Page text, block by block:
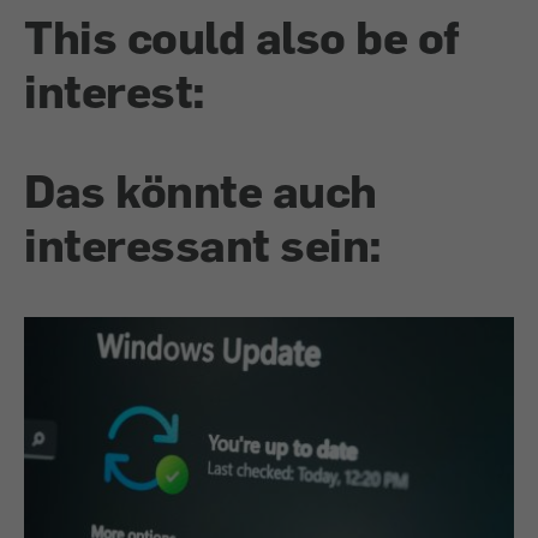
This could also be of
interest:
Das könnte auch
interessant sein: